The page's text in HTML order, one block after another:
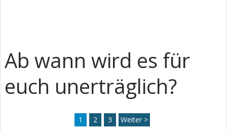
Ab wann wird es für
euch unerträglich?
1 2 3 Weiter >